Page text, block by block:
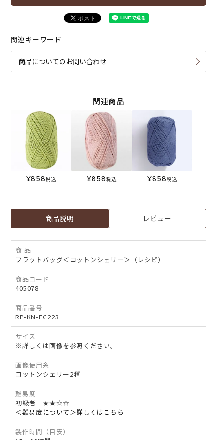
関連キーワード
商品についてのお問い合わせ
関連商品
¥858税込 ¥858税込 ¥858税込
商品説明 レビュー
商 品
フラットバッグ＜コットンシェリー＞（レシピ）
商品コード
405078
商品番号
RP-KN-FG223
サイズ
※詳しくは画像を参照ください。
画像使用糸
コットンシェリー2種
難易度
初級者 ★★☆☆
＜難易度について＞詳しくはこちら
製作時間（目安）